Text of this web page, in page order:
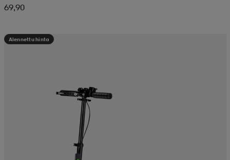
69,90
Alennettu hinta